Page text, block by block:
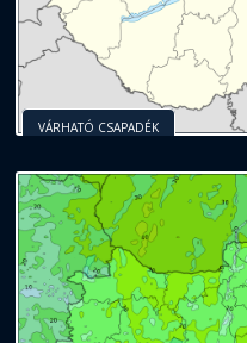
VÁRHATÓ CSAPADÉK